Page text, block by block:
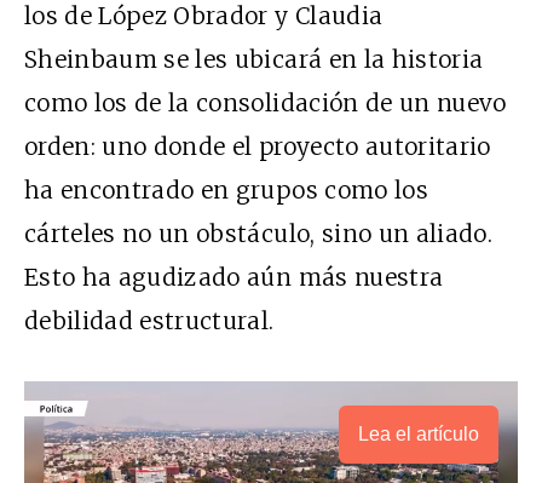
los de López Obrador y Claudia
Sheinbaum se les ubicará en la historia
como los de la consolidación de un nuevo
orden: uno donde el proyecto autoritario
ha encontrado en grupos como los
cárteles no un obstáculo, sino un aliado.
Esto ha agudizado aún más nuestra
debilidad estructural.
Lea el artículo